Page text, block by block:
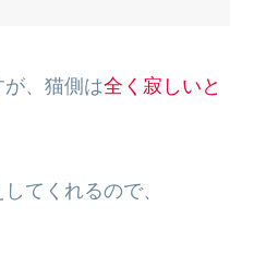
、猫側は全く寂しいと
てくれるので、